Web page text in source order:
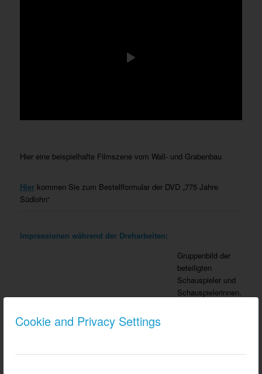
Cookie and Privacy Settings
Hier eine beispielhafte Filmszene vom Wall- und Grabenbau
Hier kommen Sie zum Bestellformular der DVD „775 Jahre
Südlohn“
Impressionen während der Dreharbeiten:
Gruppenbild der
beteiligten
Schauspieler und
Schauspielerinnen.
Bernhard Pasing,